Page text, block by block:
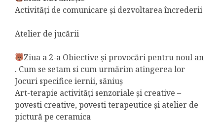
Activități de comunicare și dezvoltarea încrederii
Atelier de jucării
Ziua a 2-a Obiective și provocări pentru noul an
. Cum se setam si cum urmărim atingerea lor
Jocuri specifice iernii, săniuș
Art-terapie activități senzoriale și creative –
povesti creative, povesti terapeutice și atelier de
pictură pe ceramica